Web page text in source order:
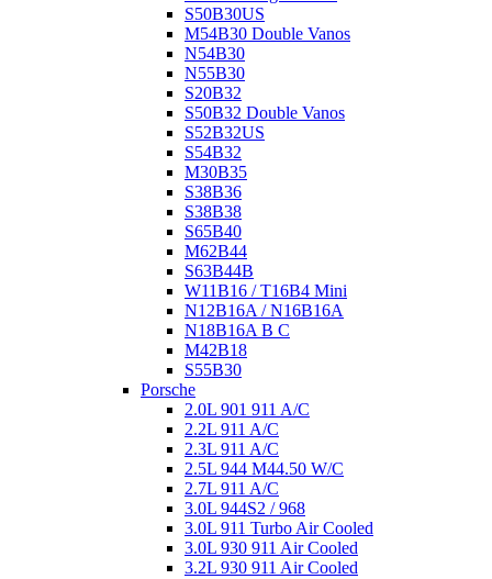
S50B30US
M54B30 Double Vanos
N54B30
N55B30
S20B32
S50B32 Double Vanos
S52B32US
S54B32
M30B35
S38B36
S38B38
S65B40
M62B44
S63B44B
W11B16 / T16B4 Mini
N12B16A / N16B16A
N18B16A B C
M42B18
S55B30
Porsche
2.0L 901 911 A/C
2.2L 911 A/C
2.3L 911 A/C
2.5L 944 M44.50 W/C
2.7L 911 A/C
3.0L 944S2 / 968
3.0L 911 Turbo Air Cooled
3.0L 930 911 Air Cooled
3.2L 930 911 Air Cooled